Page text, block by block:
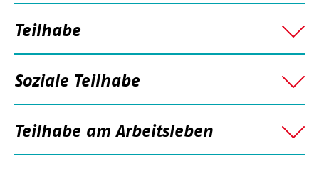
Teilhabe
Soziale Teilhabe
Teilhabe am Arbeitsleben